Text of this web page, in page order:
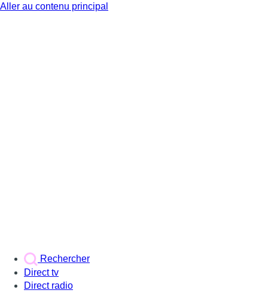
Aller au contenu principal
Rechercher
Direct tv
Direct radio